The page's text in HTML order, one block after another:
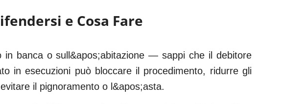
e Cosa Fare
banca o sull&apos;abitazione — sappi che il debitore
in esecuzioni può bloccare il procedimento, ridurre gli
il pignoramento o l&apos;asta.